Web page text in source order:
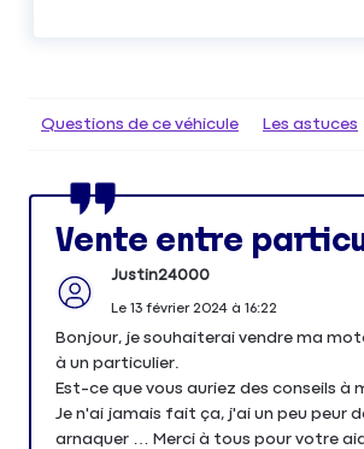
Questions de ce véhicule Les astuces
Vente entre
Justin24000
Le 13 février 2024à 16:22
Bonjour, je souhaiterai vendre ma
à un particulier.
Est-ce que vous auriez des conseils à
Je n'ai jamais fait ça, j'ai un peu peur
arnaquer … Merci à tous pour votre